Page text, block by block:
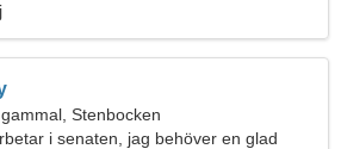
Stenbocken
i senaten, jag behöver en glad